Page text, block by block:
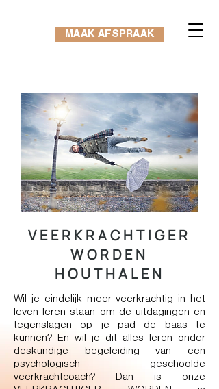
MAAK AFSPRAAK
VEERKRACHTIGER
WORDEN
HOUTHALEN
Wil je eindelijk meer veerkrachtig in het
leven leren staan om de uitdagingen en
tegenslagen op je pad de baas te
kunnen? En wil je dit alles leren onder
deskundige begeleiding van een
psychologisch geschoolde
veerkrachtcoach? Dan is onze